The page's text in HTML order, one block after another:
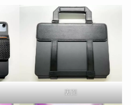
裏面